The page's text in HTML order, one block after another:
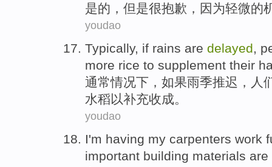
是的 ， 但是很抱歉 ， 因为轻微的
youdao
Typically, if rains are delayed,
more rice to supplement their
通常情况下 ， 如果雨季推迟 ， 人
水稻以补充收成。
youdao
I'm having my carpenters work
important building materials are